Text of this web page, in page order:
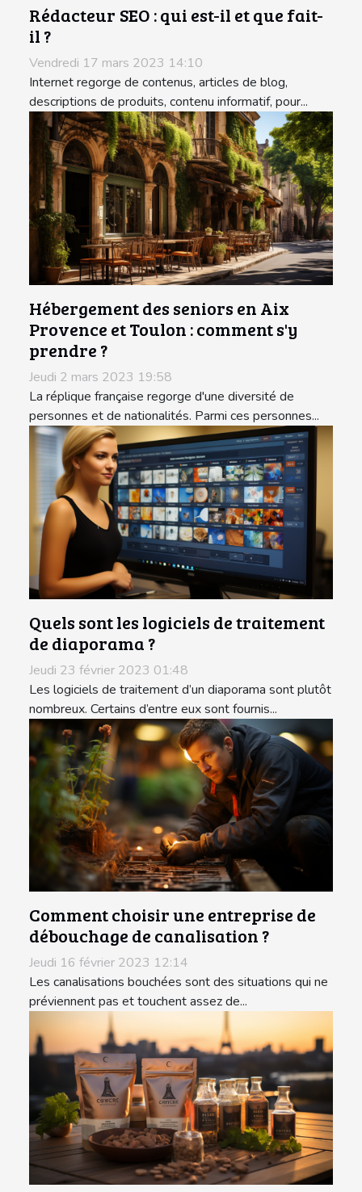
Rédacteur SEO : qui est-il et que fait-
il ?
Vendredi 17 mars 2023 14:10
Internet regorge de contenus, articles de blog,
descriptions de produits, contenu informatif, pour...
Hébergement des seniors en Aix
Provence et Toulon : comment s'y
prendre ?
Jeudi 2 mars 2023 19:58
La réplique française regorge d'une diversité de
personnes et de nationalités. Parmi ces personnes...
Quels sont les logiciels de traitement
de diaporama ?
Jeudi 23 février 2023 01:48
Les logiciels de traitement d’un diaporama sont plutôt
nombreux. Certains d’entre eux sont fournis...
Comment choisir une entreprise de
débouchage de canalisation ?
Jeudi 16 février 2023 12:14
Les canalisations bouchées sont des situations qui ne
préviennent pas et touchent assez de...